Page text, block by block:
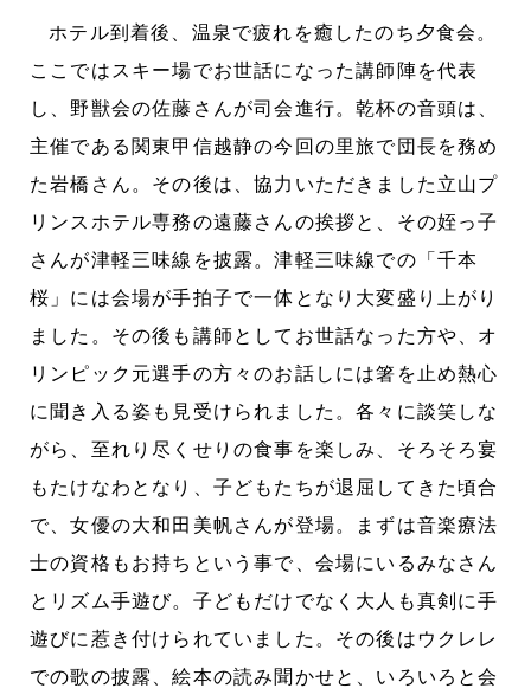
ホテル到着後、温泉で疲れを癒したのち夕食会。
ここではスキー場でお世話になった講師陣を代表
し、野獣会の佐藤さんが司会進行。乾杯の音頭は、
主催である関東甲信越静の今回の里旅で団長を務め
た岩橋さん。その後は、協力いただきました立山プ
リンスホテル専務の遠藤さんの挨拶と、その姪っ子
さんが津軽三味線を披露。津軽三味線での「千本
桜」には会場が手拍子で一体となり大変盛り上がり
ました。その後も講師としてお世話なった方や、オ
リンピック元選手の方々のお話しには箸を止め熱心
に聞き入る姿も見受けられました。各々に談笑しな
がら、至れり尽くせりの食事を楽しみ、そろそろ宴
もたけなわとなり、子どもたちが退屈してきた頃合
で、女優の大和田美帆さんが登場。まずは音楽療法
士の資格もお持ちという事で、会場にいるみなさん
とリズム手遊び。子どもだけでなく大人も真剣に手
遊びに惹き付けられていました。その後はウクレレ
での歌の披露、絵本の読み聞かせと、いろいろと会